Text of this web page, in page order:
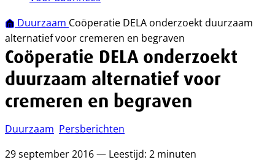
Duurzaam Coöperatie DELA onderzoekt duurzaam
alternatief voor cremeren en begraven
Coöperatie DELA onderzoekt
duurzaam alternatief voor
cremeren en begraven
Duurzaam Persberichten
29 september 2016 — Leestijd: 2 minuten